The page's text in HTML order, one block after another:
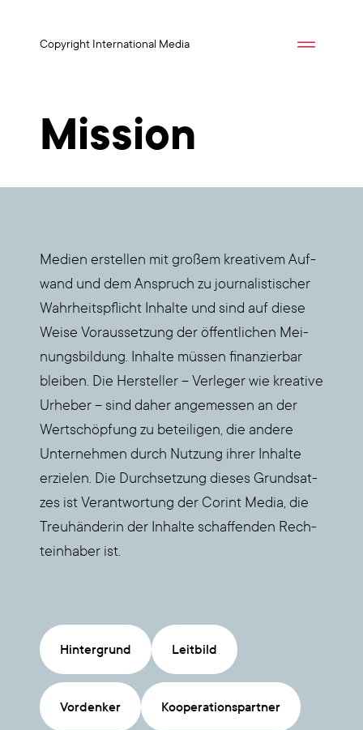
Copyright International Media
Mission
Medi­en erstel­len mit gro­ßem krea­ti­vem Auf­
wand und dem Anspruch zu jour­na­lis­ti­scher
Wahr­heits­pflicht Inhal­te und sind auf die­se
Wei­se Vor­aus­set­zung der öffent­li­chen Mei­
nungs­bil­dung. Inhal­te müs­sen finan­zier­bar
blei­ben. Die Her­stel­ler – Ver­le­ger wie krea­ti­ve
Urhe­ber – sind daher ange­mes­sen an der
Wert­schöp­fung zu betei­li­gen, die ande­re
Unter­neh­men durch Nut­zung ihrer Inhal­te
erzie­len. Die Durch­set­zung die­ses Grund­sat­
zes ist Ver­ant­wor­tung der Corint Media, die
Treu­hän­de­rin der Inhal­te schaf­fen­den Rech­
te­inha­ber ist.
Hin­ter­grund Leit­bild
Vor­den­ker Koope­ra­ti­ons­part­ner